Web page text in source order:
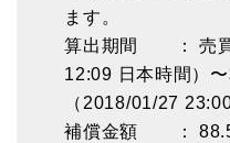
ます。
算出期間 ： 売買
12:09 日本時間）
（2018/01/27
補償金額 ：